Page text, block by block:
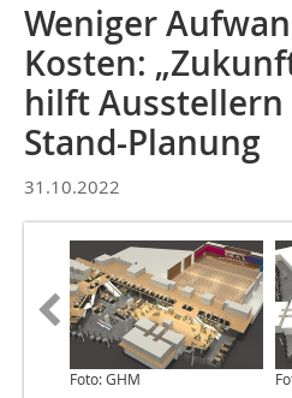
Weniger
Kosten:
hilft Ausstellern
Stand-Planung
31.10.2022
Foto: GHM